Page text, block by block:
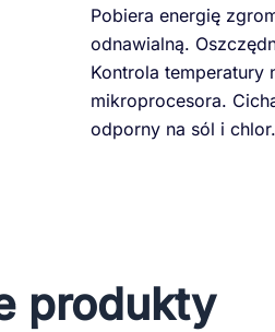
Pobiera energię
odnawialną.
Kontrola temperatury
mikroprocesora.
odporny na sól i chlor.
produkty